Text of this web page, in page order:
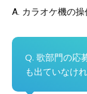
A. カラオケ機の操
Q. 歌部門の応
も出ていなけ